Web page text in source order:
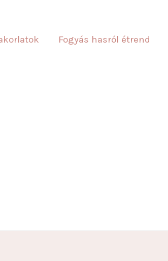
Fogyás hasról étrend